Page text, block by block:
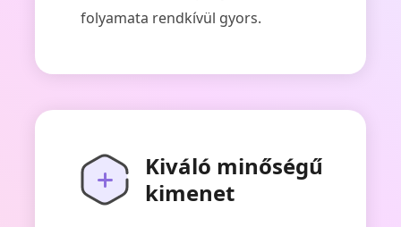
folyamata rendkívül gyors.
Kiváló minőségű
kimenet